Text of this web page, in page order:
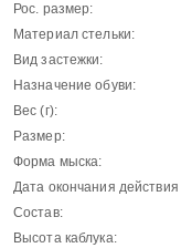
Рос. размер:
Материал стельки:
Вид застежки:
Назначение обуви:
Вес (г):
Размер:
Форма мыска:
Дата окончания
Состав:
Высота каблука: